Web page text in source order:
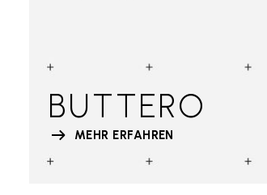
BUTTERO
MEHR ERFAHREN